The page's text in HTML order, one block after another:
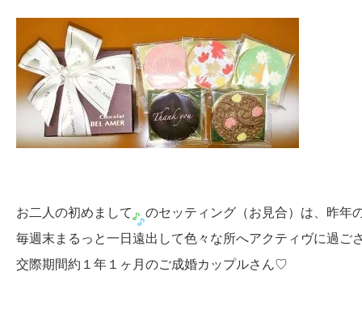
お二人の初めまして
のセッティング（お見合）は、昨年
毎週末まるっと一日遠出して色々な所へアクティヴに過ご
交際期間約１年１ヶ月のご成婚カップルさん♡